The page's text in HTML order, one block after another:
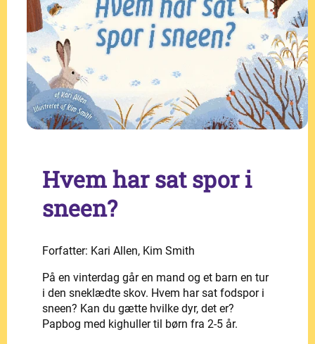
Hvem har sat spor i
sneen?
Forfatter: Kari Allen, Kim Smith
På en vinterdag går en mand og et barn en tur
i den sneklædte skov. Hvem har sat fodspor i
sneen? Kan du gætte hvilke dyr, det er?
Papbog med kighuller til børn fra 2-5 år.